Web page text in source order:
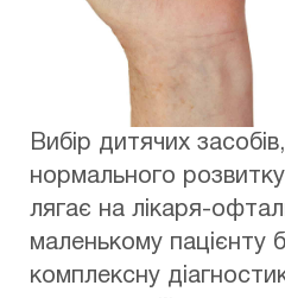
Вибір дитячих
нормального
лягає на лікаря-
маленькому пацієнту
комплексну